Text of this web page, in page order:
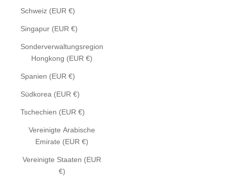
Schweiz (EUR €)
Singapur (EUR €)
Sonderverwaltungsregion
Hongkong (EUR €)
Spanien (EUR €)
Südkorea (EUR €)
Tschechien (EUR €)
Vereinigte Arabische
Emirate (EUR €)
Vereinigte Staaten (EUR
€)